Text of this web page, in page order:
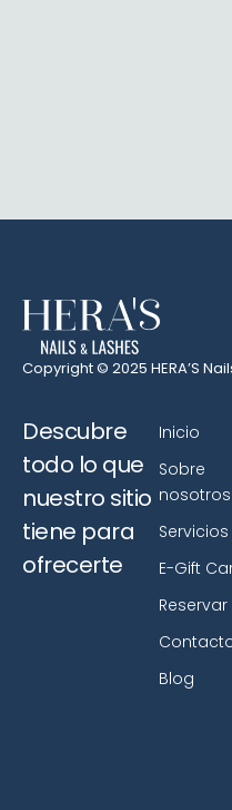
Copyright © 2025 HERA’S
Descubre
todo lo que
nuestro sitio
tiene para
ofrecerte
Inicio
Sobre
nosotros
Servicios
E-Gift
Reservar
Blog